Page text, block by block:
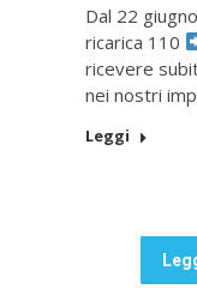
Dal 22
ricarica 110
ricevere
nei nostri
Leggi